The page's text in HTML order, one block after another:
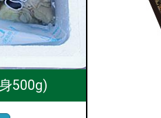
500g)